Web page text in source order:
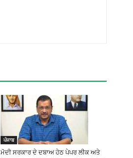
ਪੰਜਾਬ
ਮੋਦੀ ਸਰਕਾਰ ਦੇ ਦਬਾਅ ਹੇਠ ਪੇਪਰ ਲੀਕ ਅਤੇ